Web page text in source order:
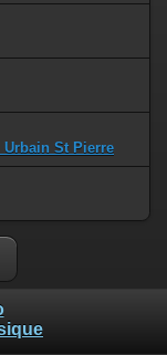
Urbain St Pierre